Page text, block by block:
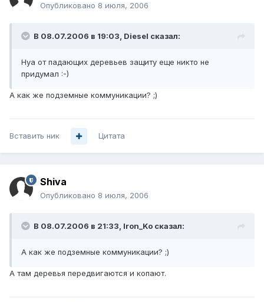
Опубликовано 8 июля, 2006
В 08.07.2006 в 19:03, Diesel сказал:
Нуа от падающих деревьев защиту еще никто не
придумал :-)
А как же подземные коммуникации? ;)
Вставить ник Цитата
Shiva
Опубликовано 8 июля, 2006
В 08.07.2006 в 21:33, Iron_Ko сказал:
А как же подземные коммуникации? ;)
А там деревья передвигаются и копают.